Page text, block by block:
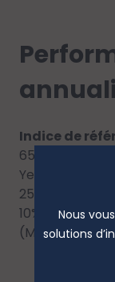
Indice de
65%
Year
25% MSCI
10% ECB
(Monétaires)
Nous
solutions